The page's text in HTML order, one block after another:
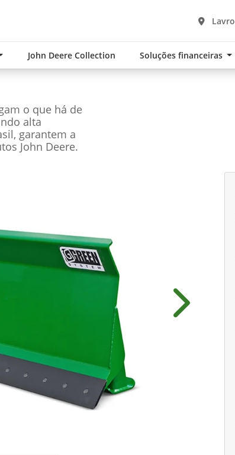
John Deere Collection Soluções financeiras
o que há de
alta
garantem a
John Deere.
Próximo